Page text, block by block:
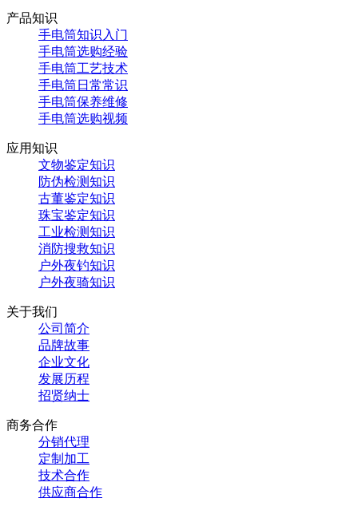
产品知识
手电筒知识入门
手电筒选购经验
手电筒工艺技术
手电筒日常常识
手电筒保养维修
手电筒选购视频
应用知识
文物鉴定知识
防伪检测知识
古董鉴定知识
珠宝鉴定知识
工业检测知识
消防搜救知识
户外夜钓知识
户外夜骑知识
关于我们
公司简介
品牌故事
企业文化
发展历程
招贤纳士
商务合作
分销代理
定制加工
技术合作
供应商合作